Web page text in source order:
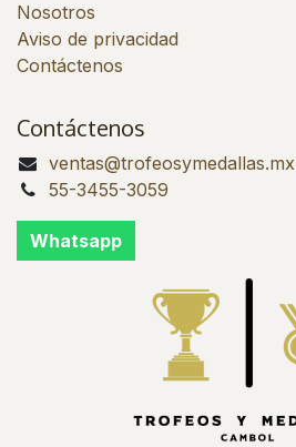
Nosotros
Aviso de privacidad
Contáctenos
Contáctenos
ventas@trofeosymedallas.mx
55-3455-3059
Whatsapp